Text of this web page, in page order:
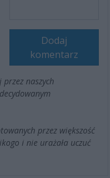
Dodaj
komentarz
naszych
przez większość
i nie urażała uczuć